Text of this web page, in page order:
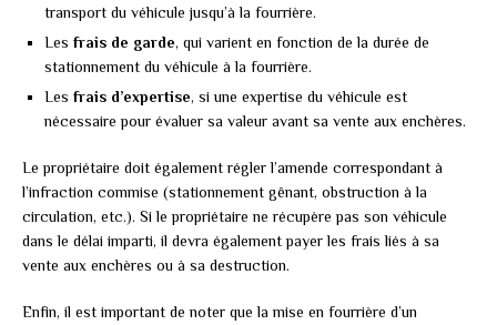
transport du véhicule jusqu’à la fourrière.
Les frais de garde, qui varient en fonction de la durée de
stationnement du véhicule à la fourrière.
Les frais d’expertise, si une expertise du véhicule est
nécessaire pour évaluer sa valeur avant sa vente aux enchères.
Le propriétaire doit également régler l’amende correspondant à
l’infraction commise (stationnement gênant, obstruction à la
circulation, etc.). Si le propriétaire ne récupère pas son véhicule
dans le délai imparti, il devra également payer les frais liés à sa
vente aux enchères ou à sa destruction.
Enfin, il est important de noter que la mise en fourrière d’un